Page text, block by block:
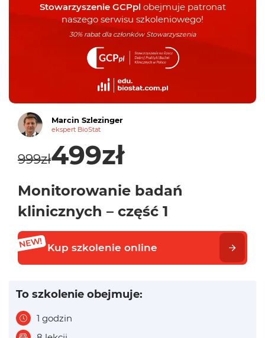
Stowarzyszenie GCPplobejmuje patronat
naszego serwisu szkoleniowego!
30% rabat dla członków Stowarzyszenia
Marcin Szlezinger
ekspert BioStat
999zł499zł
Monitorowanie badań
klinicznych – część 1
Kup szkolenie online
To szkolenie obejmuje:
1 godzin